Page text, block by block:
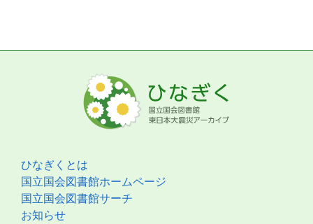
ひなぎくとは
国立国会図書館ホームページ
国立国会図書館サーチ
お知らせ